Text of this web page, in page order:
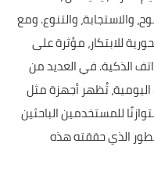
والاستجابة، والتنوع. ومع
للابتكار، مؤثرة على
الذكية. في العديد من
للمستخدمين الباحثين
الذي حققته هذه